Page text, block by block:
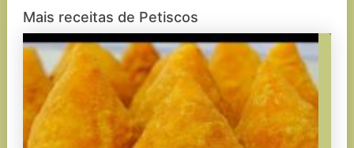
Mais receitas de Petiscos